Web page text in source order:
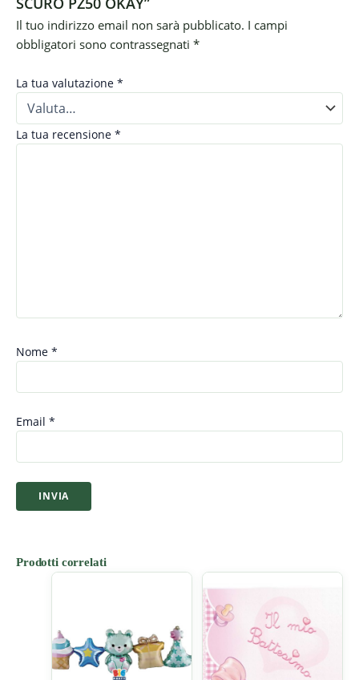
Il tuo indirizzo email non sarà pubblicato. I campi
obbligatori sono contrassegnati *
La tua valutazione *
La tua recensione *
Nome *
Email *
Prodotti correlati